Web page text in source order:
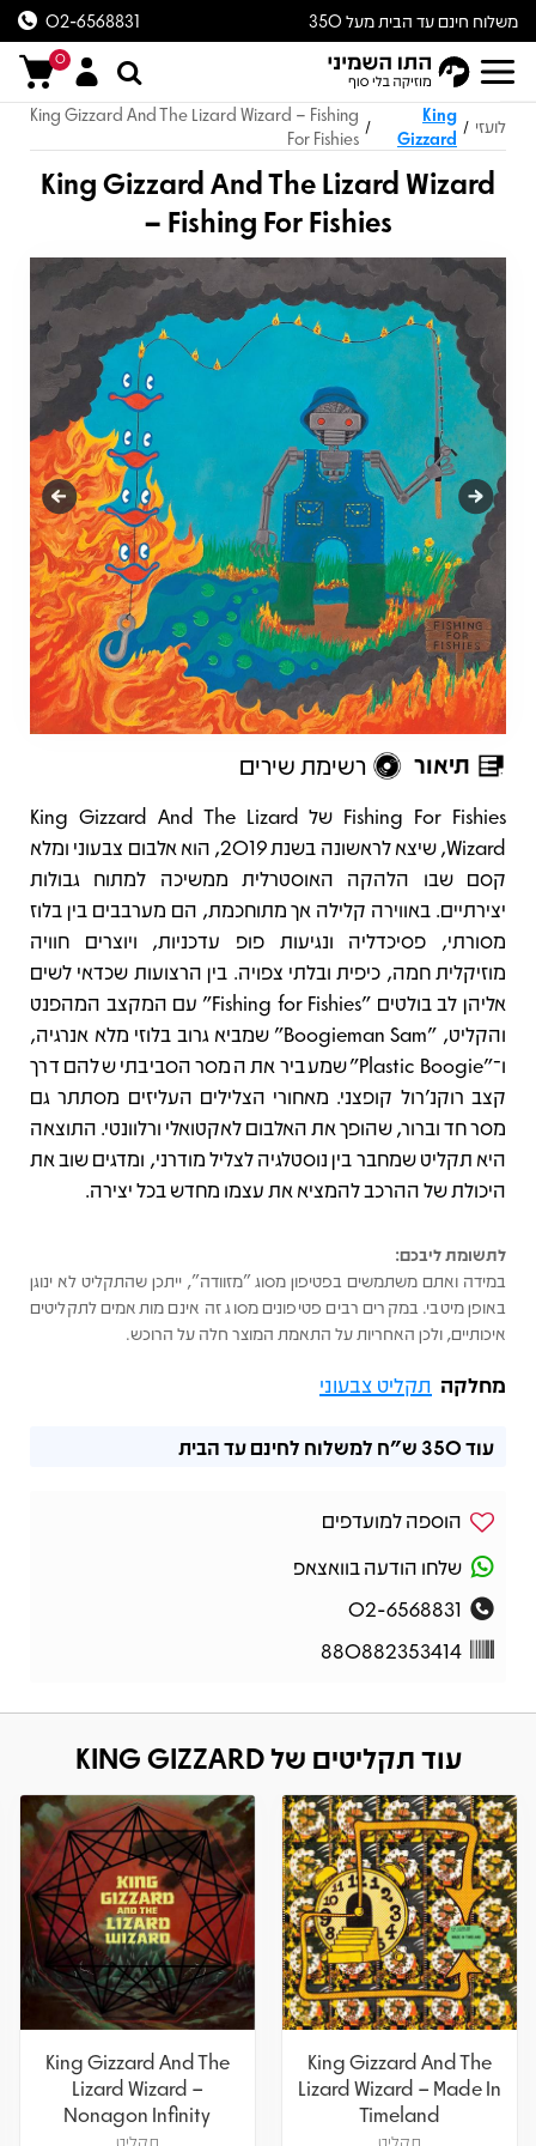
משלוח חינם עד הבית מעל 350
ש״ח
02-6568831
0
לועזי /
King
Gizzard
/
King Gizzard And The Lizard Wizard – Fishing
For Fishies
King Gizzard And The Lizard Wizard
– Fishing For Fishies
תיאור רשימת שירים
תיאור
Fishing For Fishies של King Gizzard And The Lizard
Wizard, שיצא לראשונה בשנת 2019, הוא אלבום צבעוני ומלא
קסם שבו הלהקה האוסטרלית ממשיכה למתוח גבולות
יצירתיים. באווירה קלילה אך מתוחכמת, הם מערבבים בין בלוז
מסורתי, פסיכדליה ונגיעות פופ עדכניות, ויוצרים חוויה
מוזיקלית חמה, כיפית ובלתי צפויה. בין הרצועות שכדאי לשים
אליהן לב בולטים "Fishing for Fishies" עם המקצב המהפנט
והקליט, "Boogieman Sam" שמביא גרוב בלוזי מלא אנרגיה,
ו־"Plastic Boogie" שמעביר את המסר הסביבתי שלהם דרך
קצב רוקנ’רול קופצני. מאחורי הצלילים העליזים מסתתר גם
מסר חד וברור, שהופך את האלבום לאקטואלי ורלוונטי. התוצאה
היא תקליט שמחבר בין נוסטלגיה לצליל מודרני, ומדגים שוב את
היכולת של ההרכב להמציא את עצמו מחדש בכל יצירה.
לתשומת ליבכם:
במידה ואתם משתמשים בפטיפון מסוג "מזוודה", ייתכן שהתקליט לא ינוגן
באופן מיטבי. במקרים רבים פטיפונים מסוג זה אינם מותאמים לתקליטים
איכותיים, ולכן האחריות על התאמת המוצר חלה על הרוכש.
מחלקה תקליט צבעוני
עוד350 ש"ח למשלוח לחינם עד הבית
הוספה למועדפים
שלחו הודעה בוואצאפ
02-6568831
880882353414
עוד תקליטים של KING GIZZARD
King Gizzard And The
Lizard Wizard – Made In
Timeland
תקליט
King Gizzard And The
Lizard Wizard –
Nonagon Infinity
תקליט